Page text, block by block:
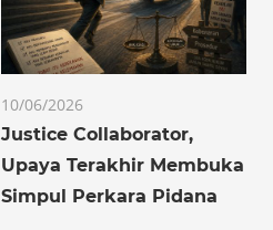
10/06/2026
Justice Collaborator,
Upaya Terakhir Membuka
Simpul Perkara Pidana